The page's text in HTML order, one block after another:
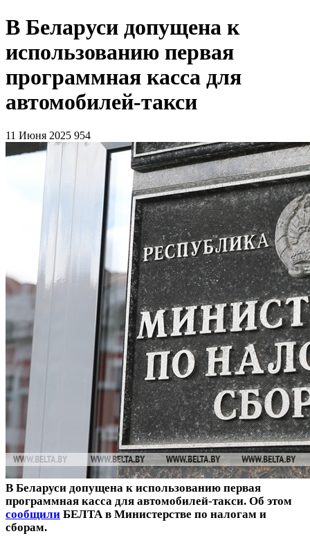
В Беларуси допущена к
использованию первая
программная касса для
автомобилей-такси
11 Июня 2025 954
В Беларуси допущена к использованию первая
программная касса для автомобилей-такси. Об этом
сообщили БЕЛТА в Министерстве по налогам и
сборам.